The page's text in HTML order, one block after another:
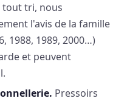
tout tri, nous
l'avis de la famille
1988, 1989, 2000…)
et peuvent
Pressoirs